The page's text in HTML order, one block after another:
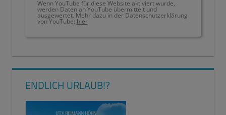
Wenn YouTube für diese Website aktiviert wurde,
werden Daten an YouTube übermittelt und
ausgewertet. Mehr dazu in der Datenschutzerklärung
von YouTube: hier
ENDLICH URLAUB!?